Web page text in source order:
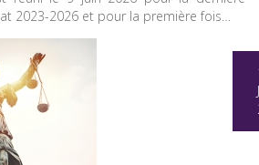
2023-2026 et pour la première fois…